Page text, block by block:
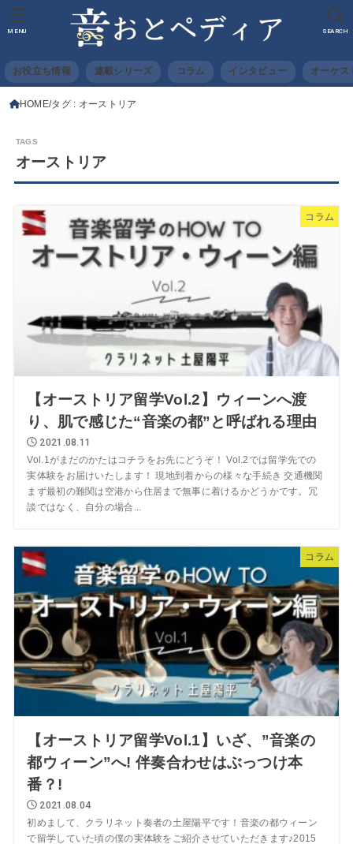
お役立ち情報 連載シリーズ コラム インタビュー オーケス
SEARCH
MENU
HOME タグ : オーストリア
オーストリア
コラム
【オーストリア留学Vol.2】ウィーンへ渡
り、肌で感じた“音楽の都”と呼ばれる理由
2021.08.11
Vol.1がまだのかたはコチラをお先にどうぞ！ Vol.2では留学先での
実体験をお届けいたします！ 現地到着からの様々な手続き 交通機関
まず最初の難関は空港から住居まで無事に着けるかどうかです。冗
談ではなく、自分の場合...
コラム
【オーストリア留学Vol.1】いざ、”音楽の
都ウィーン”へ! 伴奏合わせはぶっつけ本
番？!
2021.08.04
初めまして、クラリネット奏者の土屋陽平です！音楽の都ウィーン
で留学していた頃の僕の実体験をご紹介させていただきます♪2015